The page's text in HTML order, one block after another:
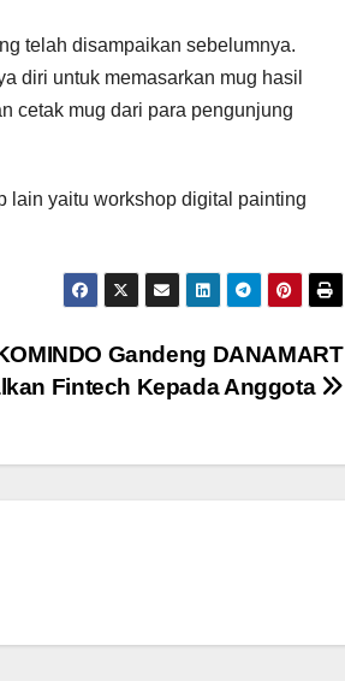
telah disampaikan sebelumnya.
diri untuk memasarkan mug hasil
cetak mug dari para pengunjung
lain yaitu workshop digital painting
Gandeng DANAMART
Fintech Kepada Anggota